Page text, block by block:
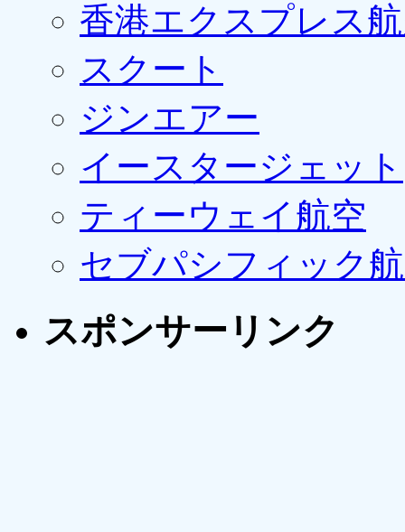
香港エクスプレス
スクート
ジンエアー
イースタージェット
ティーウェイ航空
セブパシフィック
スポンサーリンク